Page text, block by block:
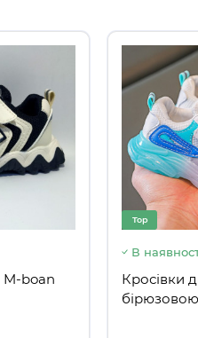
M-boan
Top
В
Кросівки